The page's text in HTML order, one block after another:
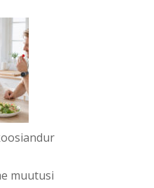
muutusi